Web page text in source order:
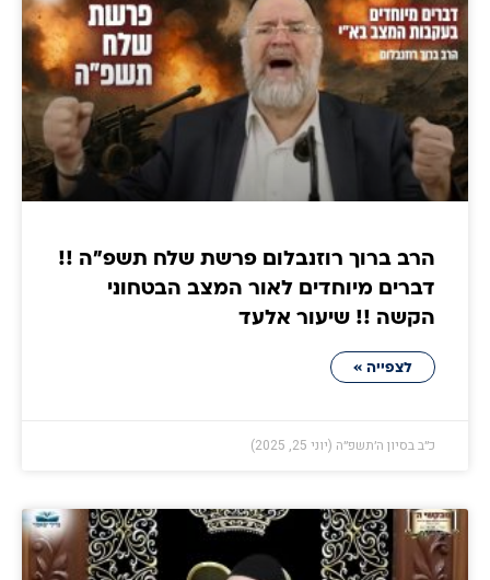
הרב ברוך רוזנבלום פרשת שלח תשפ"ה !!
דברים מיוחדים לאור המצב הבטחוני
הקשה !! שיעור אלעד
לצפייה »
כ״ב בסיון ה׳תשפ״ה (יוני 25, 2025)